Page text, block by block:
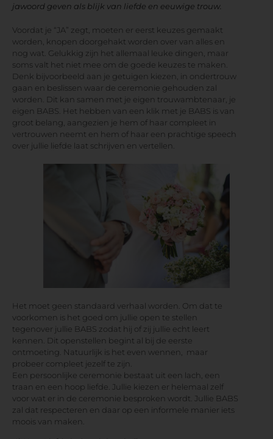
jawoord geven als blijk van liefde en eeuwige trouw.
Voordat je “JA” zegt, moeten er eerst keuzes gemaakt
worden, knopen doorgehakt worden over van alles en
nog wat. Gelukkig zijn het allemaal leuke dingen, maar
soms valt het niet mee om de goede keuzes te maken.
Denk bijvoorbeeld aan je getuigen kiezen, in ondertrouw
gaan en beslissen waar de ceremonie gehouden zal
worden. Dit kan samen met je eigen trouwambtenaar, je
eigen BABS. Het hebben van een klik met je BABS is van
groot belang, aangezien je hem of haar compleet in
vertrouwen neemt en hem of haar een prachtige speech
over jullie liefde laat schrijven en vertellen.
Het moet geen standaard verhaal worden. Om dat te
voorkomen is het goed om jullie open te stellen
tegenover jullie BABS zodat hij of zij jullie echt leert
kennen. Dit openstellen begint al bij de eerste
ontmoeting. Natuurlijk is het even wennen, maar
probeer compleet jezelf te zijn.
Een persoonlijke ceremonie bestaat uit een lach, een
traan en een hoop liefde. Jullie kiezen er helemaal zelf
voor wat er in de ceremonie besproken wordt. Jullie BABS
zal dat respecteren en daar op een informele manier iets
moois van maken.